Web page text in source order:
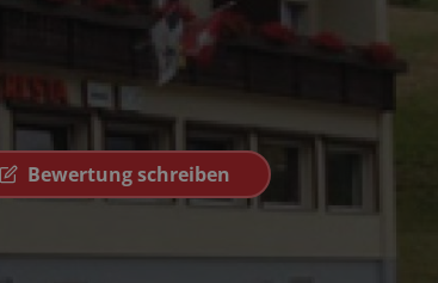
Bewertung schreiben